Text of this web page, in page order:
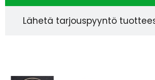
Lähetä tarjouspyyntö